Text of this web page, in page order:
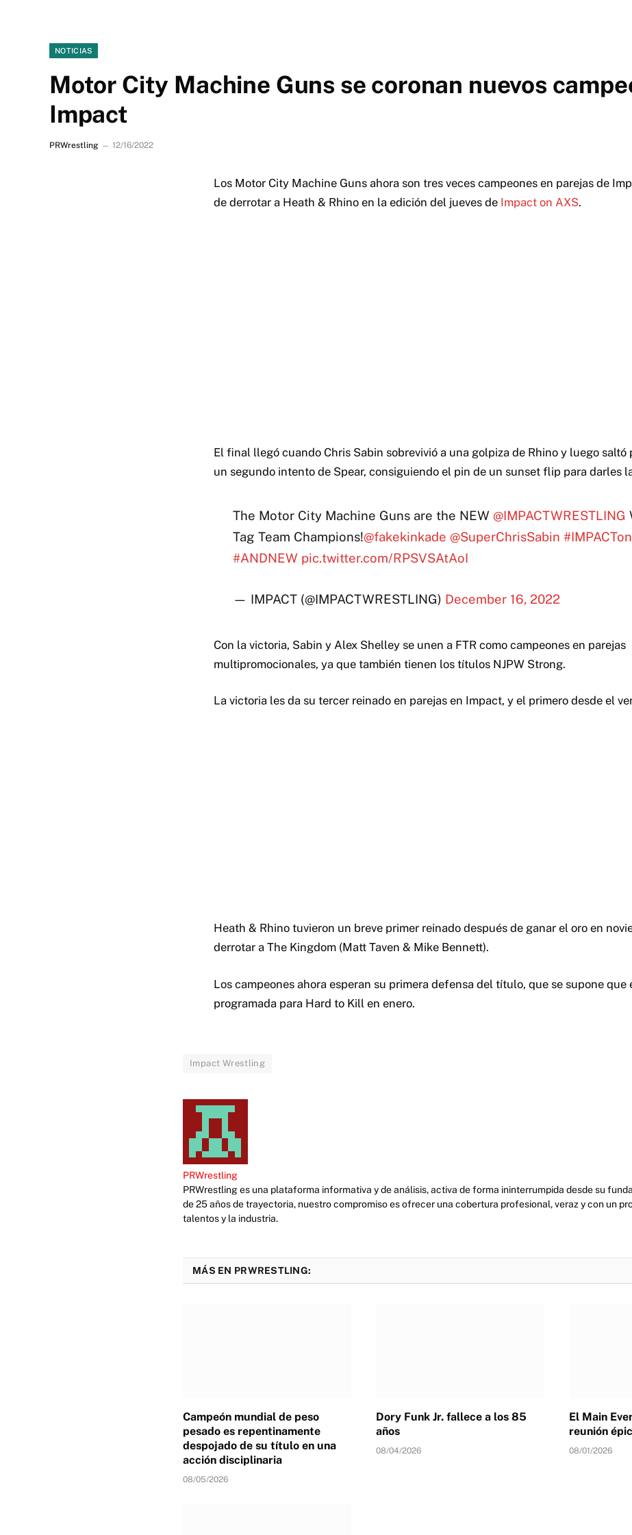
NOTICIAS
Motor City Machine Guns se coronan nuevos
Impact
PRWrestling 12/16/2022
Los Motor City Machine Guns ahora son tres veces campeones en parejas de
de derrotar a Heath & Rhino en la edición del jueves de Impact on AXS.
El final llegó cuando Chris Sabin sobrevivió a una golpiza de Rhino y luego saltó
un segundo intento de Spear, consiguiendo el pin de un sunset flip para darles
The Motor City Machine Guns are the NEW @IMPACTWRESTLING
Tag Team Champions!@fakekinkade @SuperChrisSabin
#ANDNEW pic.twitter.com/RPSVSAtAoI
— IMPACT (@IMPACTWRESTLING) December 16, 2022
Con la victoria, Sabin y Alex Shelley se unen a FTR como campeones en parejas
multipromocionales, ya que también tienen los títulos NJPW Strong.
La victoria les da su tercer reinado en parejas en Impact, y el primero desde el
Heath & Rhino tuvieron un breve primer reinado después de ganar el oro en
derrotar a The Kingdom (Matt Taven & Mike Bennett).
Los campeones ahora esperan su primera defensa del título, que se supone que
programada para Hard to Kill en enero.
Impact Wrestling
PRWrestling
PRWrestling es una plataforma informativa y de análisis, activa de forma ininterrumpida desde su
de 25 años de trayectoria, nuestro compromiso es ofrecer una cobertura profesional, veraz y con un
talentos y la industria.
MÁS EN PRWRESTLING:
Campeón mundial de peso
pesado es repentinamente
despojado de su título en una
acción disciplinaria
08/05/2026
Dory Funk Jr. fallece a los 85
años
08/04/2026
El Main
reunión
08/01/2026